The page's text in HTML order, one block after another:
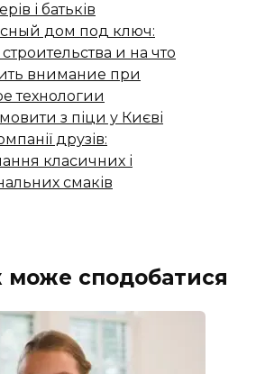
і батьків
дом под ключ:
и на что
внимание при
технологии
з піци у Києві
друзів:
класичних і
смаків
може сподобатися